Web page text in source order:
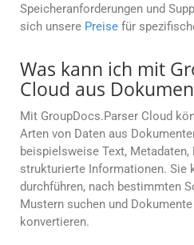
Speicheranforderungen und
sich unsere Preise für
Was kann ich mit
Cloud aus
Mit GroupDocs.Parser Cloud
Arten von Daten aus
beispielsweise Text, Metadaten,
strukturierte Informationen. Sie
durchführen, nach bestimmten
Mustern suchen und
konvertieren.